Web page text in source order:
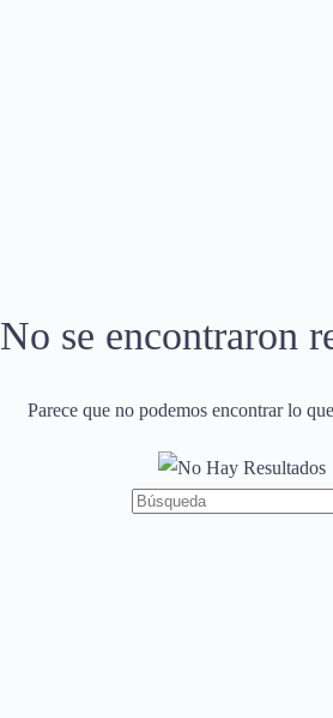
No se encontraron
Parece que no podemos encontrar lo
Búsqueda